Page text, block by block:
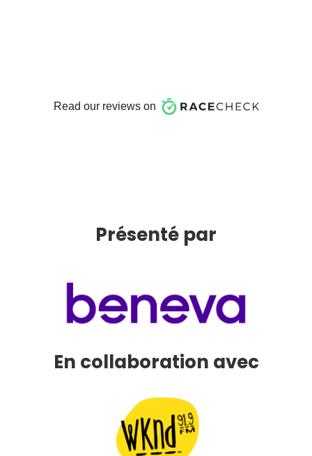
Présenté par
En collaboration avec